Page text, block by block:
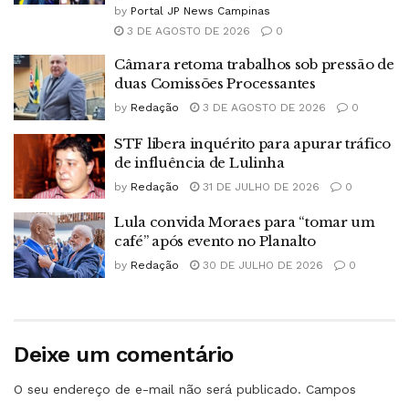
by Portal JP News Campinas
3 DE AGOSTO DE 2026
0
Câmara retoma trabalhos sob pressão de
duas Comissões Processantes
by Redação 3 DE AGOSTO DE 2026 0
STF libera inquérito para apurar tráfico
de influência de Lulinha
by Redação 31 DE JULHO DE 2026 0
Lula convida Moraes para “tomar um
café” após evento no Planalto
by Redação 30 DE JULHO DE 2026 0
Deixe um comentário
O seu endereço de e-mail não será publicado. Campos